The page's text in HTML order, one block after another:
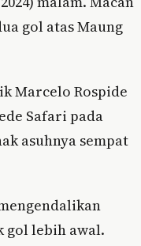
gol atas Maung
Marcelo Rospide
Safari pada
asuhnya sempat
gol lebih awal.